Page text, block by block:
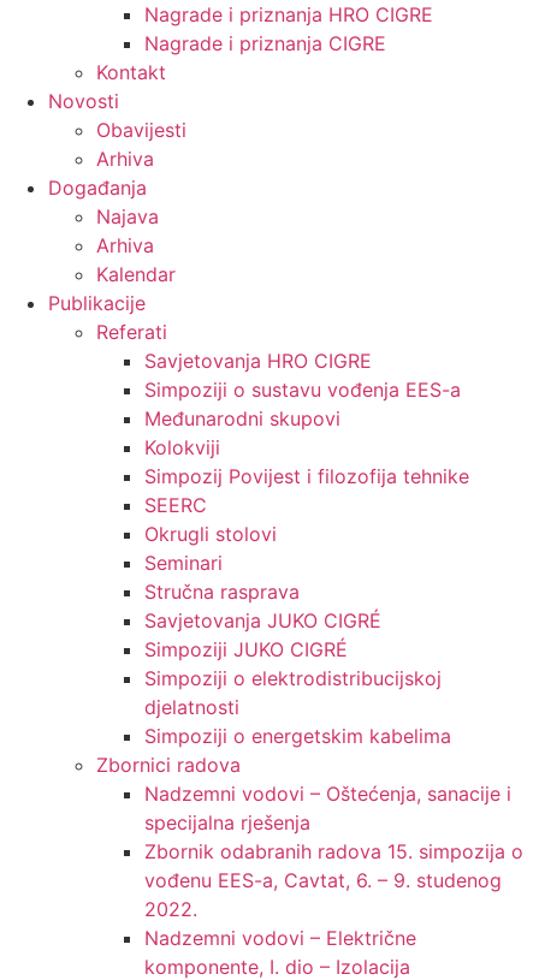
Nagrade i priznanja HRO CIGRE
Nagrade i priznanja CIGRE
Kontakt
Novosti
Obavijesti
Arhiva
Događanja
Najava
Arhiva
Kalendar
Publikacije
Referati
Savjetovanja HRO CIGRE
Simpoziji o sustavu vođenja EES-a
Međunarodni skupovi
Kolokviji​
Simpozij Povijest i filozofija tehnike
SEERC
Okrugli stolovi
Seminari​
Stručna rasprava​
Savjetovanja JUKO CIGRÉ
Simpoziji JUKO CIGRÉ
Simpoziji o elektrodistribucijskoj
djelatnosti
Simpoziji o energetskim kabelima
Zbornici radova
Nadzemni vodovi – Oštećenja, sanacije i
specijalna rješenja
Zbornik odabranih radova 15. simpozija o
vođenu EES-a, Cavtat, 6. – 9. studenog
2022.
Nadzemni vodovi – Električne
komponente, I. dio – Izolacija